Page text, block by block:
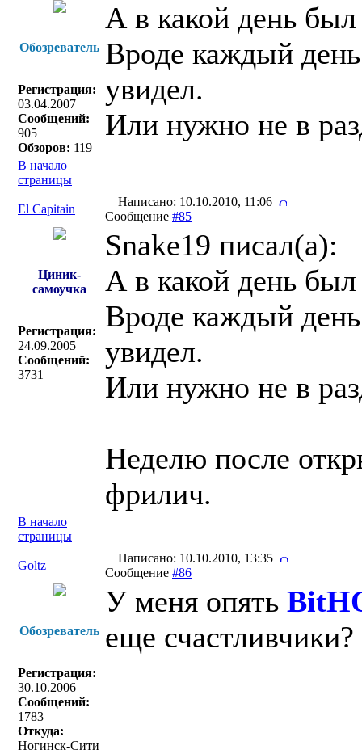
Обозреватель
Регистрация:
03.04.2007
Сообщений:
905
Обзоров: 119
А в какой день
Вроде каждый
увидел.
Или нужно не в
В начало
страницы
El Capitain
Написано: 10.10.2010, 11:06
Сообщение #85
Циник-
самоучка
Регистрация:
24.09.2005
Сообщений:
3731
Snake19 писал(a):
А в какой день
Вроде каждый
увидел.
Или нужно не в
Неделю после
фрилич.
В начало
страницы
Goltz
Написано: 10.10.2010, 13:35
Сообщение #86
Обозреватель
Регистрация:
30.10.2006
Сообщений:
1783
Откуда:
Ногинск-Сити
У меня опять
еще счастливчики?